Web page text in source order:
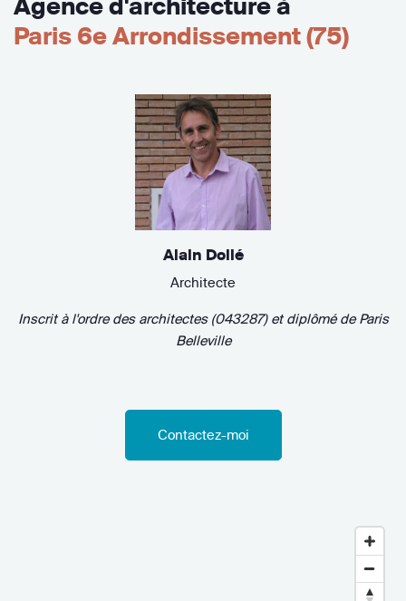
Paris 6e Arrondissement (75)
Alain Dollé
Architecte
Inscrit à l'ordre des architectes (043287) et diplômé deParis
Belleville
Contactez-moi